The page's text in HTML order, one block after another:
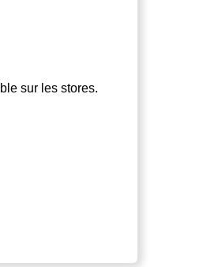
sur les stores.